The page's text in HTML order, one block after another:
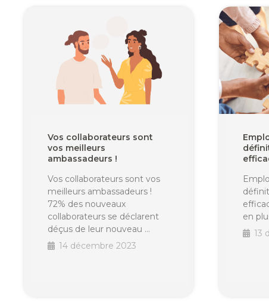
Vos collaborateurs sont
vos meilleurs
ambassadeurs !
Vos collaborateurs sont vos
meilleurs ambassadeurs !
72% des nouveaux
collaborateurs se déclarent
déçus de leur nouveau …
14 décembre 2023
en
13